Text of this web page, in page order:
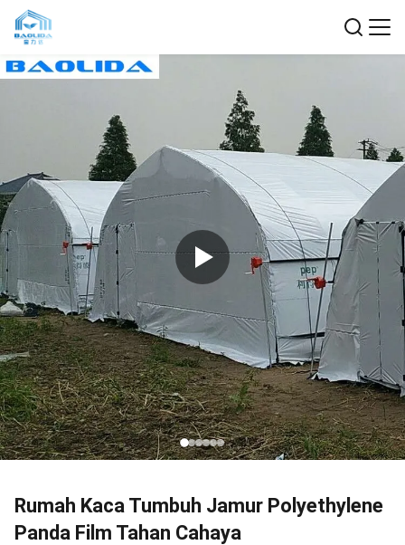
Rumah Kaca Tumbuh Jamur Polyethylene
Panda Film Tahan Cahaya